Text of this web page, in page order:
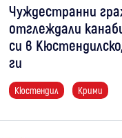
Чуждестранни
отглеждали
си в
ги
Кюстендил Крими